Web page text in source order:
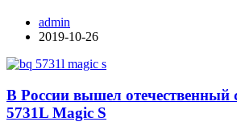
admin
2019-10-26
В России вышел отечественный
5731L Magic S